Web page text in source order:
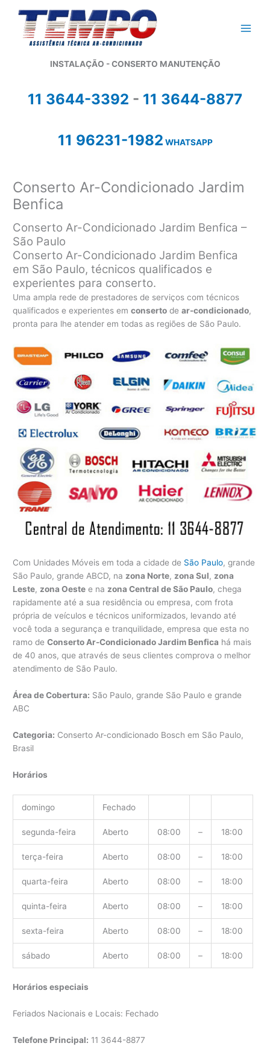
conteúdo
INSTALAÇÃO - CONSERTO MANUTENÇÃO
11 3644-3392 - 11 3644-8877
11 96231-1982 WHATSAPP
Conserto Ar-Condicionado Jardim
Benfica
Conserto Ar-Condicionado Jardim Benfica –
São Paulo
Conserto Ar-Condicionado Jardim Benfica
em São Paulo, técnicos qualificados e
experientes para conserto.
Uma ampla rede de prestadores de serviços com técnicos
qualificados e experientes emconserto dear-condicionado,
pronta para lhe atender em todas as regiões de São Paulo.
Com Unidades Móveis em toda a cidade de São Paulo, grande
São Paulo, grande ABCD, na zona Norte, zona Sul, zona
Leste, zona Oeste e na zona Central de São Paulo, chega
rapidamente até a sua residência ou empresa, com frota
própria de veículos e técnicos uniformizados, levando até
você toda a segurança e tranquilidade, empresa que esta no
ramo deConserto Ar-Condicionado Jardim Benfica há mais
de 40 anos, que através de seus clientes comprova o melhor
atendimento de São Paulo.
Área de Cobertura: São Paulo, grande São Paulo e grande
ABC
Categoria: Conserto Ar-condicionado Bosch em São Paulo,
Brasil
Horários
domingo Fechado
segunda-feira Aberto 08:00 – 18:00
terça-feira Aberto 08:00 – 18:00
quarta-feira Aberto 08:00 – 18:00
quinta-feira Aberto 08:00 – 18:00
sexta-feira Aberto 08:00 – 18:00
sábado Aberto 08:00 – 18:00
Horários especiais
Feriados Nacionais e Locais: Fechado
Telefone Principal: 11 3644-8877